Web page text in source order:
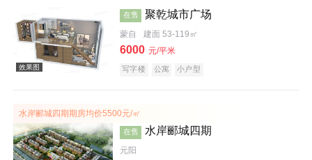
在售 聚乾城市广场
蒙自 建面 53-119㎡
6000 元/平米
写字楼 公寓 小户型
水岸郦城四期期房均价5500元/㎡
在售 水岸郦城四期
元阳